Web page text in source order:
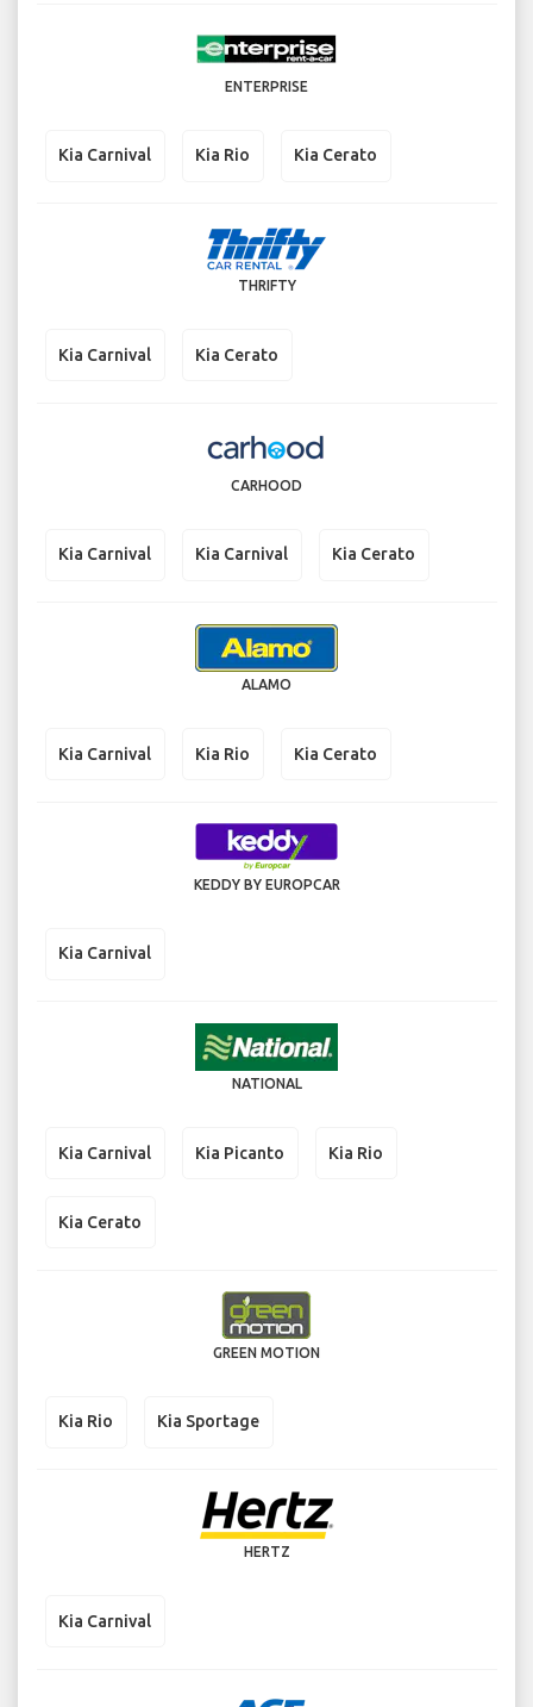
ENTERPRISE
Kia Carnival Kia Rio Kia Cerato
THRIFTY
Kia Carnival Kia Cerato
CARHOOD
Kia Carnival Kia Carnival Kia Cerato
ALAMO
Kia Carnival Kia Rio Kia Cerato
KEDDY BY EUROPCAR
Kia Carnival
NATIONAL
Kia Carnival Kia Picanto Kia Rio
Kia Cerato
GREEN MOTION
Kia Rio Kia Sportage
HERTZ
Kia Carnival